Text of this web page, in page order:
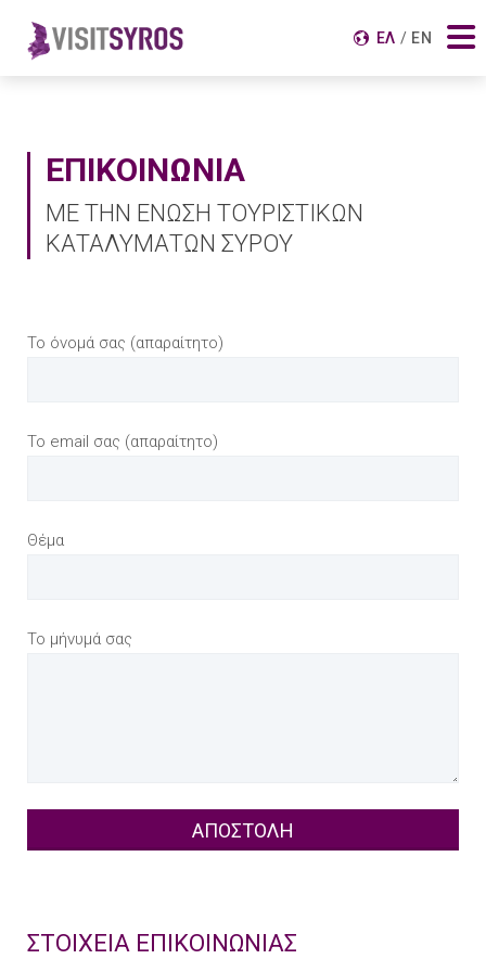
ΕΛ EN
Αναζήτηση για:
ΕΠΙΚΟΙΝΩΝΙΑ
ΜΕ ΤΗΝ ΕΝΩΣΗ ΤΟΥΡΙΣΤΙΚΩΝ
ΚΑΤΑΛΥΜΑΤΩΝ ΣΥΡΟΥ
Το όνομά σας (απαραίτητο)
Το email σας (απαραίτητο)
Θέμα
Το μήνυμά σας
ΣΤΟΙΧΕΙΑ ΕΠΙΚΟΙΝΩΝΙΑΣ